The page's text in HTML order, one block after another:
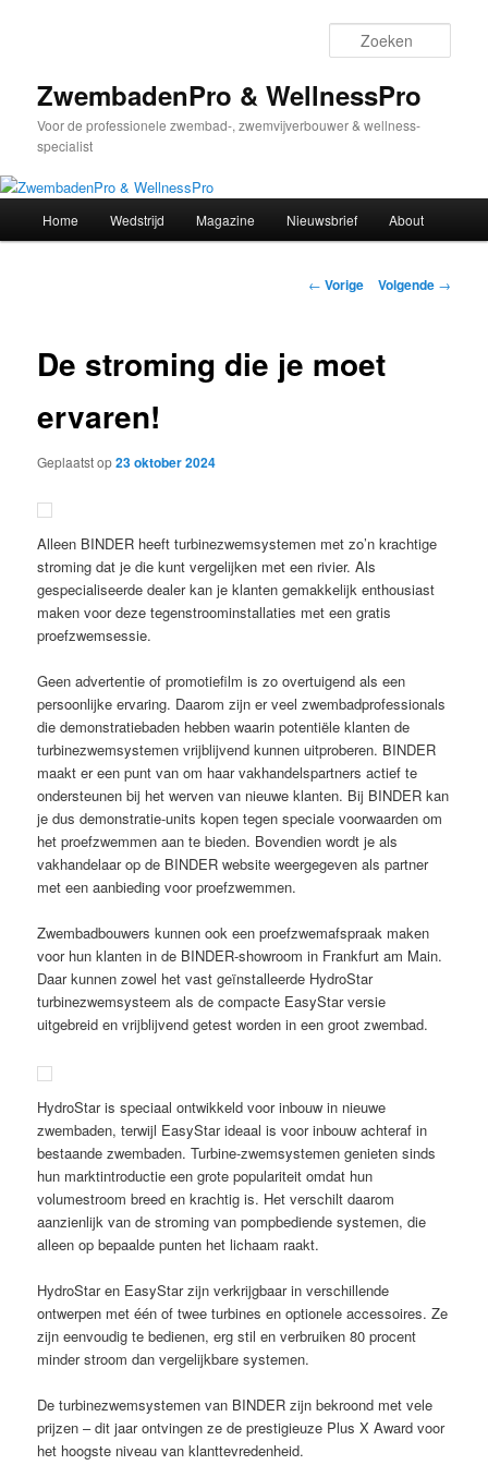
inhoudZwembadenPro & WellnessPro
Voor de professionele zwembad-, zwemvijverbouwer & wellness-
specialist
Home Wedstrijd Magazine Nieuwsbrief About
Bericht
← Vorige Volgende →
De stroming die je moet
ervaren!
Geplaatst op23 oktober 2024
Alleen BINDER heeft turbinezwemsystemen met zo’n krachtige
stroming dat je die kunt vergelijken met een rivier. Als
gespecialiseerde dealer kan je klanten gemakkelijk enthousiast
maken voor deze tegenstroominstallaties met een gratis
proefzwemsessie.
Geen advertentie of promotiefilm is zo overtuigend als een
persoonlijke ervaring. Daarom zijn er veel zwembadprofessionals
die demonstratiebaden hebben waarin potentiële klanten de
turbinezwemsystemen vrijblijvend kunnen uitproberen. BINDER
maakt er een punt van om haar vakhandelspartners actief te
ondersteunen bij het werven van nieuwe klanten. Bij BINDER kan
je dus demonstratie-units kopen tegen speciale voorwaarden om
het proefzwemmen aan te bieden. Bovendien wordt je als
vakhandelaar op de BINDER website weergegeven als partner
met een aanbieding voor proefzwemmen.
Zwembadbouwers kunnen ook een proefzwemafspraak maken
voor hun klanten in de BINDER-showroom in Frankfurt am Main.
Daar kunnen zowel het vast geïnstalleerde HydroStar
turbinezwemsysteem als de compacte EasyStar versie
uitgebreid en vrijblijvend getest worden in een groot zwembad.
HydroStar is speciaal ontwikkeld voor inbouw in nieuwe
zwembaden, terwijl EasyStar ideaal is voor inbouw achteraf in
bestaande zwembaden. Turbine-zwemsystemen genieten sinds
hun marktintroductie een grote populariteit omdat hun
volumestroom breed en krachtig is. Het verschilt daarom
aanzienlijk van de stroming van pompbediende systemen, die
alleen op bepaalde punten het lichaam raakt.
HydroStar en EasyStar zijn verkrijgbaar in verschillende
ontwerpen met één of twee turbines en optionele accessoires. Ze
zijn eenvoudig te bedienen, erg stil en verbruiken 80 procent
minder stroom dan vergelijkbare systemen.
De turbinezwemsystemen van BINDER zijn bekroond met vele
prijzen – dit jaar ontvingen ze de prestigieuze Plus X Award voor
het hoogste niveau van klanttevredenheid.